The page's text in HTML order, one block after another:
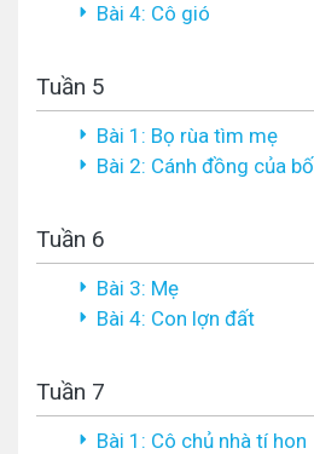
Bài 4: Cô gió
Tuần 5
Bài 1: Bọ rùa tìm mẹ
Bài 2: Cánh đồng của bố
Tuần 6
Bài 3: Mẹ
Bài 4: Con lợn đất
Tuần 7
Bài 1: Cô chủ nhà tí hon